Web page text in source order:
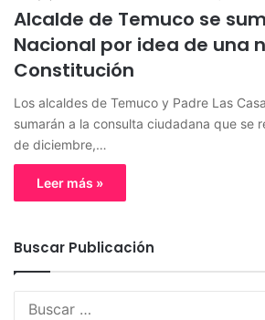
Alcalde de Temuco se
Nacional por idea de una
Constitución
Los alcaldes de Temuco y Padre Las
sumarán a la consulta ciudadana que se
de diciembre,…
Leer más »
Buscar Publicación